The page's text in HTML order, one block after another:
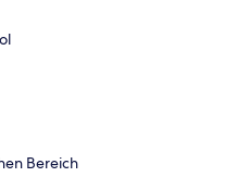
Bereich